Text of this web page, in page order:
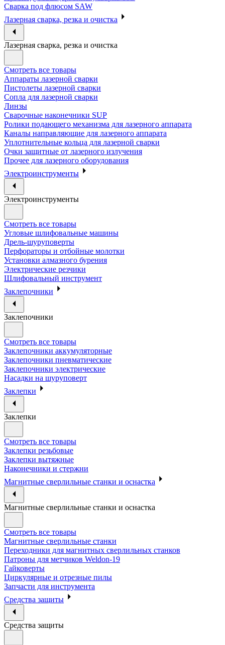
Сварка под флюсом SAW
Лазерная сварка, резка и очистка
Лазерная сварка, резка и очистка
Смотреть все товары
Аппараты лазерной сварки
Пистолеты лазерной сварки
Сопла для лазерной сварки
Линзы
Сварочные наконечники SUP
Ролики подающего механизма для лазерного аппарата
Каналы направляющие для лазерного аппарата
Уплотнительные кольца для лазерной сварки
Очки защитные от лазерного излучения
Прочее для лазерного оборудования
Электроинструменты
Электроинструменты
Смотреть все товары
Угловые шлифовальные машины
Дрель-шуруповерты
Перфораторы и отбойные молотки
Установки алмазного бурения
Электрические резчики
Шлифовальный инструмент
Заклепочники
Заклепочники
Смотреть все товары
Заклепочники аккумуляторные
Заклепочники пневматические
Заклепочники электрические
Насадки на шуруповерт
Заклепки
Заклепки
Смотреть все товары
Заклепки резьбовые
Заклепки вытяжные
Наконечники и стержни
Магнитные сверлильные станки и оснастка
Магнитные сверлильные станки и оснастка
Смотреть все товары
Магнитные сверлильные станки
Переходники для магнитных сверлильных станков
Патроны для метчиков Weldon-19
Гайковерты
Циркулярные и отрезные пилы
Запчасти для инструмента
Средства защиты
Средства защиты